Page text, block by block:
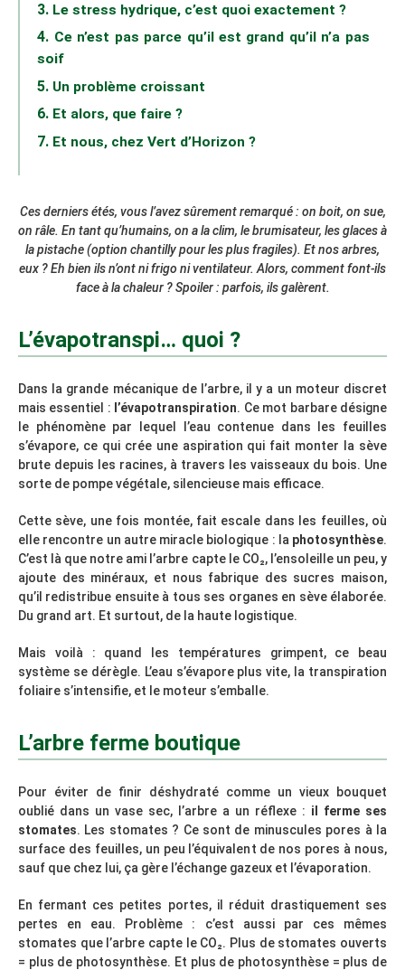
Le stress hydrique, c’est quoi exactement ?
Ce n’est pas parce qu’il est grand qu’il n’a pas
soif
Un problème croissant
Et alors, que faire ?
Et nous, chez Vert d’Horizon ?
Ces derniers étés, vous l’avez sûrement remarqué : on boit, on sue,
on râle. En tant qu’humains, on a la clim, le brumisateur, les glaces à
la pistache (option chantilly pour les plus fragiles). Et nos arbres,
eux ? Eh bien ils n’ont ni frigo ni ventilateur. Alors, comment font-ils
face à la chaleur ? Spoiler : parfois, ils galèrent.
L’évapotranspi… quoi ?
Dans la grande mécanique de l’arbre, il y a un moteur discret
mais essentiel : l’évapotranspiration. Ce mot barbare désigne
le phénomène par lequel l’eau contenue dans les feuilles
s’évapore, ce qui crée une aspiration qui fait monter la sève
brute depuis les racines, à travers les vaisseaux du bois. Une
sorte de pompe végétale, silencieuse mais efficace.
Cette sève, une fois montée, fait escale dans les feuilles, où
elle rencontre un autre miracle biologique : la photosynthèse.
C’est là que notre ami l’arbre capte le CO₂, l’ensoleille un peu, y
ajoute des minéraux, et nous fabrique des sucres maison,
qu’il redistribue ensuite à tous ses organes en sève élaborée.
Du grand art. Et surtout, de la haute logistique.
Mais voilà : quand les températures grimpent, ce beau
système se dérègle. L’eau s’évapore plus vite, la transpiration
foliaire s’intensifie, et le moteur s’emballe.
L’arbre ferme boutique
Pour éviter de finir déshydraté comme un vieux bouquet
oublié dans un vase sec, l’arbre a un réflexe : il ferme ses
stomates. Les stomates ? Ce sont de minuscules pores à la
surface des feuilles, un peu l’équivalent de nos pores à nous,
sauf que chez lui, ça gère l’échange gazeux et l’évaporation.
En fermant ces petites portes, il réduit drastiquement ses
pertes en eau. Problème : c’est aussi par ces mêmes
stomates que l’arbre capte le CO₂. Plus de stomates ouverts
= plus de photosynthèse. Et plus de photosynthèse = plus de